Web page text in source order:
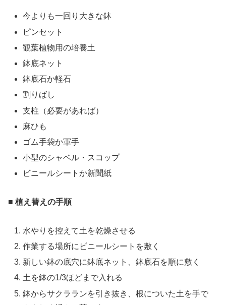
今よりも一回り大きな鉢
ピンセット
観葉植物用の培養土
鉢底ネット
鉢底石か軽石
割りばし
支柱（必要があれば）
麻ひも
ゴム手袋か軍手
小型のシャベル・スコップ
ビニールシートか新聞紙
■ 植え替えの手順
水やりを控えて土を乾燥させる
作業する場所にビニールシートを敷く
新しい鉢の底穴に鉢底ネット、鉢底石を順に敷く
土を鉢の1/3ほどまで入れる
鉢からサクラランを引き抜き、根についた土を手で